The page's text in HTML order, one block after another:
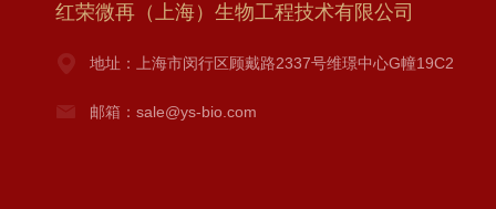
红荣微再（上海）生物工程技术有限公司
地址：上海市闵行区顾戴路2337号维璟中心G幢19C2
邮箱：sale@ys-bio.com